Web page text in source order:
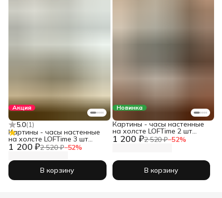
Акция
5.0(1)
1 200 ₽2 520 ₽−52%
Картины - часы настенные
на холсте LOFTime 3 шт
30Х30 ТРАВЫ ПРОВАНС
Ч-634-3030
В корзину
Новинка
1 200 ₽2 520 ₽−52%
Картины - часы настенные
на холсте LOFTime 2 шт
Абстракция 3D чер зол
Ч-837-3040
В корзину